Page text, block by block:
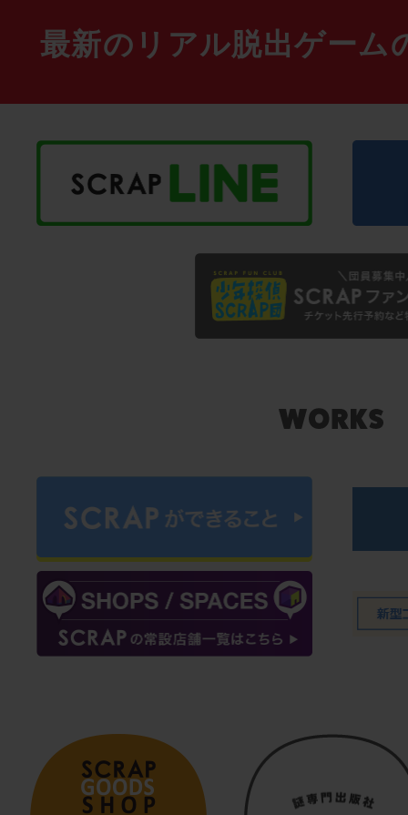
最新のリアル脱出ゲーム